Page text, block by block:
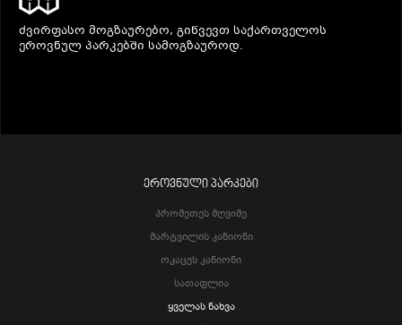
ძვირფასო მოგზაურებო, გიწვევთ საქართველოს
ეროვნულ პარკებში სამოგზაუროდ.
ᲔᲠᲝᲕᲜᲣᲚᲘ ᲞᲐᲠᲙᲔᲑᲘ
Პრომეთეს Მღვიმე
Მარტვილის Კანიონი
Ოკაცეს Კანიონი
Სათაფლია
Ყველას Ნახვა